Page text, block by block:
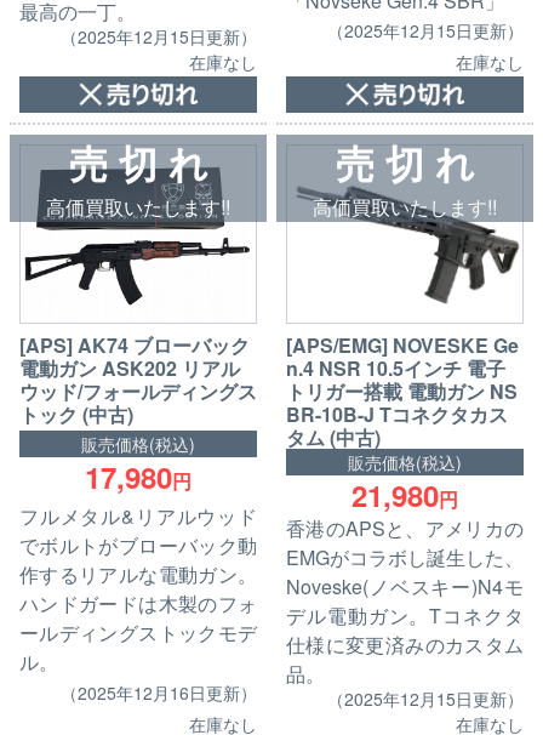
最高の一丁。
（2025年12月15日更新）
在庫なし
（2025年12月15日更新）
在庫なし
売 切 れ
高価買取いたします!!
[APS] AK74 ブローバック
電動ガン ASK202 リアル
ウッド/フォールディングス
トック (中古)
販売価格(税込)
17,980円
フルメタル&リアルウッド
でボルトがブローバック動
作するリアルな電動ガン。
ハンドガードは木製のフォ
ールディングストックモデ
ル。
（2025年12月16日更新）
在庫なし
売 切 れ
高価買取いたします!!
[APS/EMG] NOVESKE Ge
n.4 NSR 10.5インチ 電子
トリガー搭載 電動ガン NS
BR-10B-J Tコネクタカス
タム (中古)
販売価格(税込)
21,980円
香港のAPSと、アメリカの
EMGがコラボし誕生した、
Noveske(ノベスキー)N4モ
デル電動ガン。Tコネクタ
仕様に変更済みのカスタム
品。
（2025年12月15日更新）
在庫なし